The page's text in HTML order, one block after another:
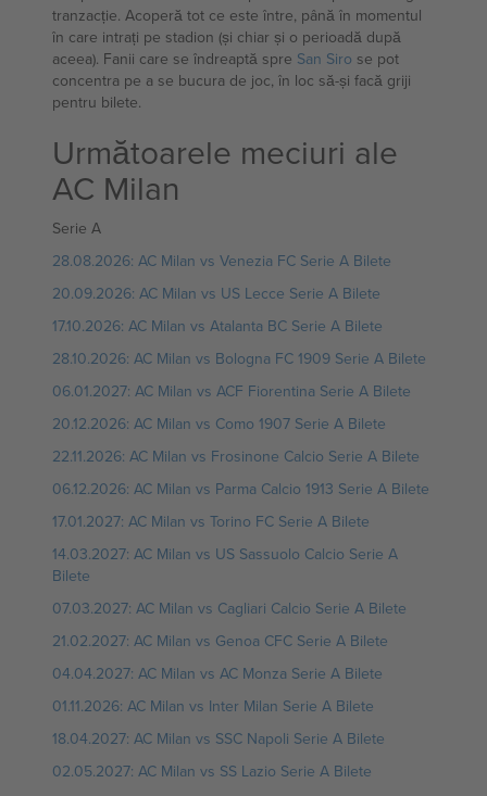
tranzacție. Acoperă tot ce este între, până în momentul
în care intrați pe stadion (și chiar și o perioadă după
aceea). Fanii care se îndreaptă spre San Siro se pot
concentra pe a se bucura de joc, în loc să-și facă griji
pentru bilete.
Următoarele meciuri ale
AC Milan
Serie A
28.08.2026: AC Milan vs Venezia FC Serie A Bilete
20.09.2026: AC Milan vs US Lecce Serie A Bilete
17.10.2026: AC Milan vs Atalanta BC Serie A Bilete
28.10.2026: AC Milan vs Bologna FC 1909 Serie A Bilete
06.01.2027: AC Milan vs ACF Fiorentina Serie A Bilete
20.12.2026: AC Milan vs Como 1907 Serie A Bilete
22.11.2026: AC Milan vs Frosinone Calcio Serie A Bilete
06.12.2026: AC Milan vs Parma Calcio 1913 Serie A Bilete
17.01.2027: AC Milan vs Torino FC Serie A Bilete
14.03.2027: AC Milan vs US Sassuolo Calcio Serie A
Bilete
07.03.2027: AC Milan vs Cagliari Calcio Serie A Bilete
21.02.2027: AC Milan vs Genoa CFC Serie A Bilete
04.04.2027: AC Milan vs AC Monza Serie A Bilete
01.11.2026: AC Milan vs Inter Milan Serie A Bilete
18.04.2027: AC Milan vs SSC Napoli Serie A Bilete
02.05.2027: AC Milan vs SS Lazio Serie A Bilete